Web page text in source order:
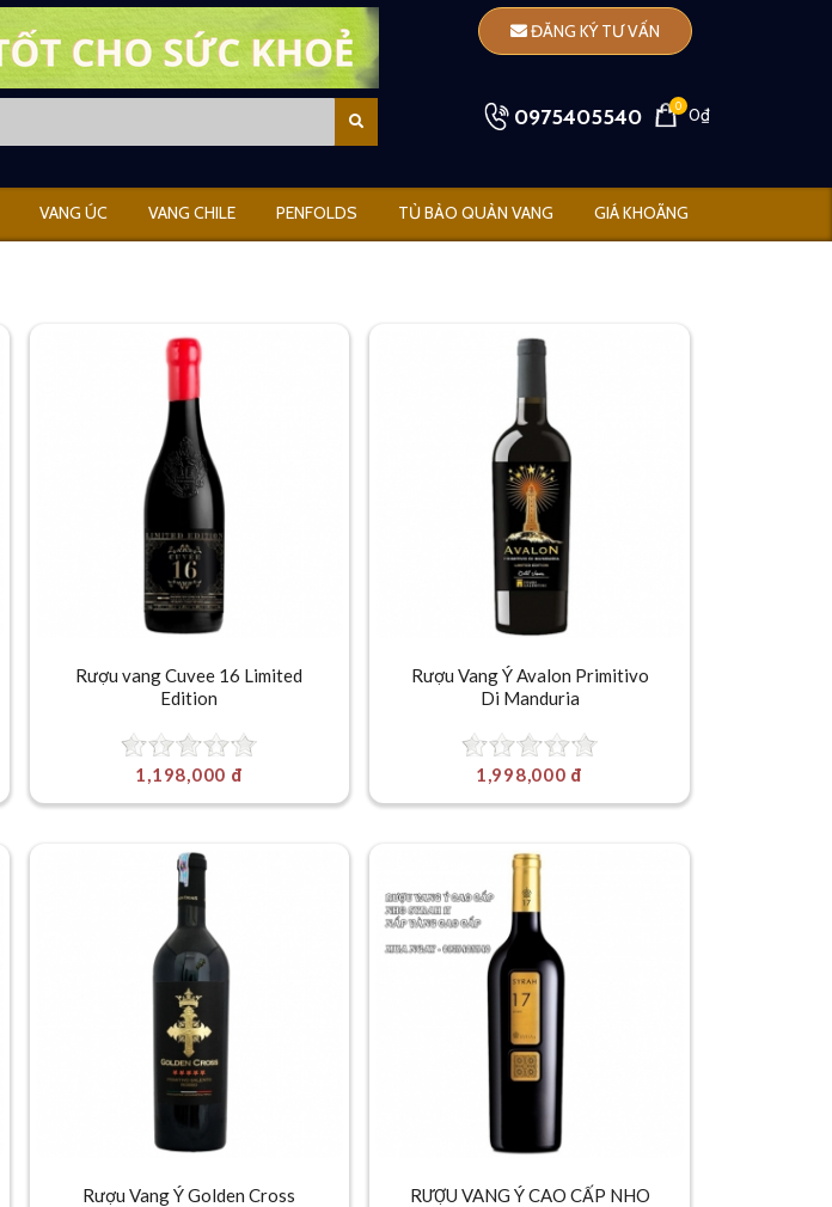
ĐĂNG KÝ TƯ VẤN
0975405540 0 0₫
VANG ÚC VANG CHILE PENFOLDS TỦ BẢO QUẢN VANG GIÁ KHOÃNG
Rượu vang Cuvee 16 Limited
Edition
1,198,000 đ
Rượu Vang Ý Avalon Primitivo
Di Manduria
1,998,000 đ
Rượu Vang Ý Golden Cross
RƯỢU VANG Ý CAO CẤP NHO